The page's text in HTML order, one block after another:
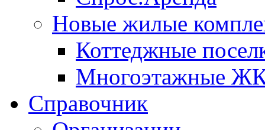
Новые жилые
Коттеджные
Многоэтажные
Справочник